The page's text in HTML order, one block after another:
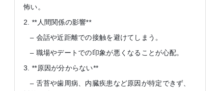
怖い。
2. **人間関係の影響**
– 会話や近距離での接触を避けてしまう。
– 職場やデートでの印象が悪くなることが心配。
3. **原因が分からない**
– 舌苔や歯周病、内臓疾患など原因が特定できず、